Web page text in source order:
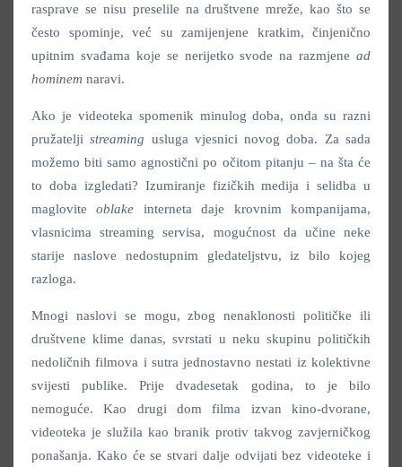
rasprave se nisu preselile na društvene mreže, kao što se
često spominje, već su zamijenjene kratkim, činjenično
upitnim svađama koje se nerijetko svode na razmjene ad
hominem naravi.
Ako je videoteka spomenik minulog doba, onda su razni
pružateljistreaming usluga vjesnici novog doba. Za sada
možemo biti samo agnostični po očitom pitanju – na šta će
to doba izgledati? Izumiranje fizičkih medija i selidba u
magloviteoblake interneta daje krovnim kompanijama,
vlasnicima streaming servisa, mogućnost da učine neke
starije naslove nedostupnim gledateljstvu, iz bilo kojeg
razloga.
Mnogi naslovi se mogu, zbog nenaklonosti političke ili
društvene klime danas, svrstati u neku skupinu političkih
nedoličnih filmova i sutra jednostavno nestati iz kolektivne
svijesti publike. Prije dvadesetak godina, to je bilo
nemoguće. Kao drugi dom filma izvan kino-dvorane,
videoteka je služila kao branik protiv takvog zavjerničkog
ponašanja. Kako će se stvari dalje odvijati bez videoteke i